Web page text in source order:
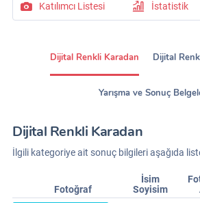
Katılımcı Listesi İstatistik
Dijital Renkli Karadan Dijital
Yarışma ve Sonuç
Dijital Renkli Karadan
İlgili kategoriye ait sonuç bilgileri aşağıda
Fotoğraf
İsim
Soyisim